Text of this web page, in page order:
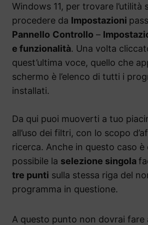
Windows 11, per trovare l’utilità
procedere da Impostazioni
Pannello Controllo –
e funzionalità. Una volta
quest’ultima voce, quello che
schermo è l’elenco di tutti i
installati.
Da qui puoi muoverti a tuo
all’uso dei filtri, con lo scopo
ricerca. Anche in questo caso è
possibile la selezione singola
tre punti sulla stessa riga del
programma in questione.
A questo punto non dovrai fare